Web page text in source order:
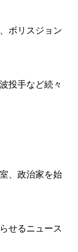
ボリスジョン
投手など続々
、政治家を始
せるニュース